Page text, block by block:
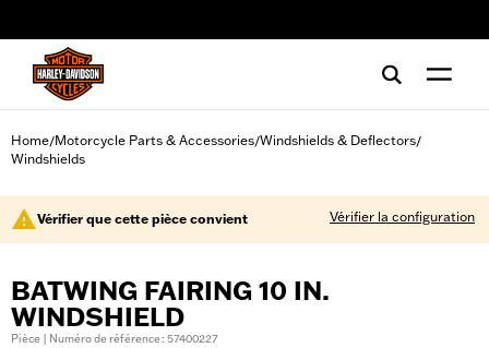
Home/Motorcycle Parts & Accessories/Windshields & Deflectors/
Windshields
Vérifier que cette pièce convient Vérifier la configuration
BATWING FAIRING 10 IN.
WINDSHIELD
Pièce | Numéro de référence : 57400227